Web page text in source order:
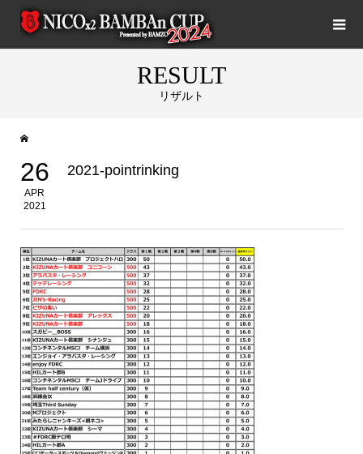
RESULT
リザルト
26
APR
2021
2021-pointrinking